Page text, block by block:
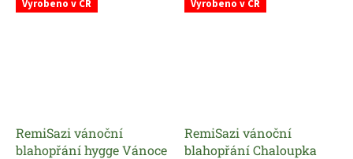
Vyrobeno v ČR
RemiSazi vánoční
blahopřání hygge Vánoce
Vyrobeno v ČR
RemiSazi vánoční
blahopřání Chaloupka